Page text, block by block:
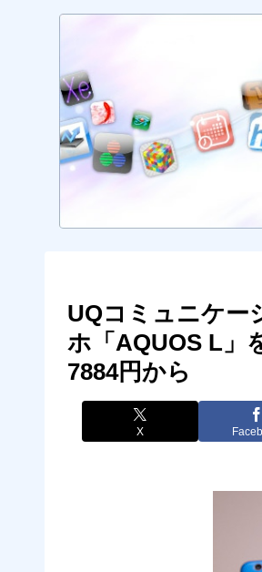
UQコミュニケー
ホ「AQUOS L」
7884円から
X